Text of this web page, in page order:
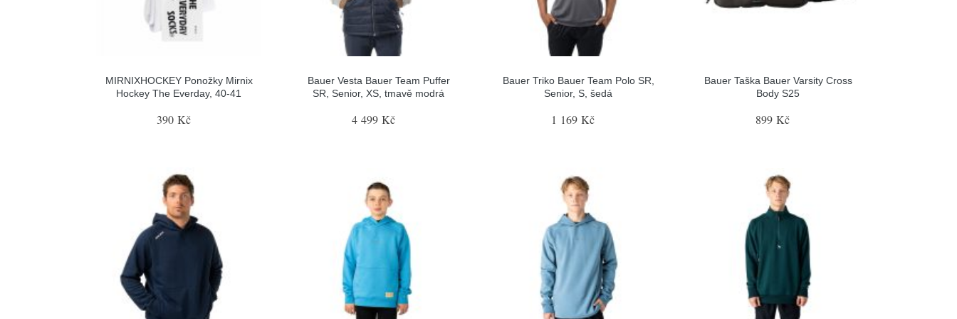
MIRNIXHOCKEY Ponožky Mirnix
Hockey The Everday, 40-41
390 Kč
Bauer Vesta Bauer Team Puffer
SR, Senior, XS, tmavě modrá
4 499 Kč
Bauer Triko Bauer Team Polo SR,
Senior, S, šedá
1 169 Kč
Bauer Taška Bauer Varsity Cross
Body S25
899 Kč